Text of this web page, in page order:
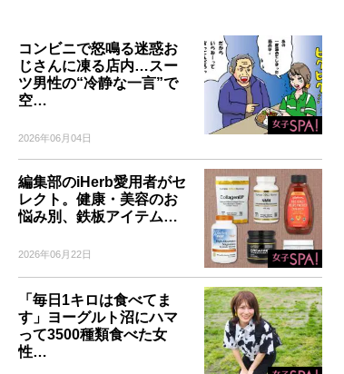
コンビニで怒鳴る迷惑お
じさんに凍る店内…スー
ツ男性の“冷静な一言”で
空…
2026年06月04日
編集部のiHerb愛用者がセ
レクト。健康・美容のお
悩み別、鉄板アイテム…
2026年06月22日
「毎日1キロは食べてま
す」ヨーグルト沼にハマ
って3500種類食べた女
性…